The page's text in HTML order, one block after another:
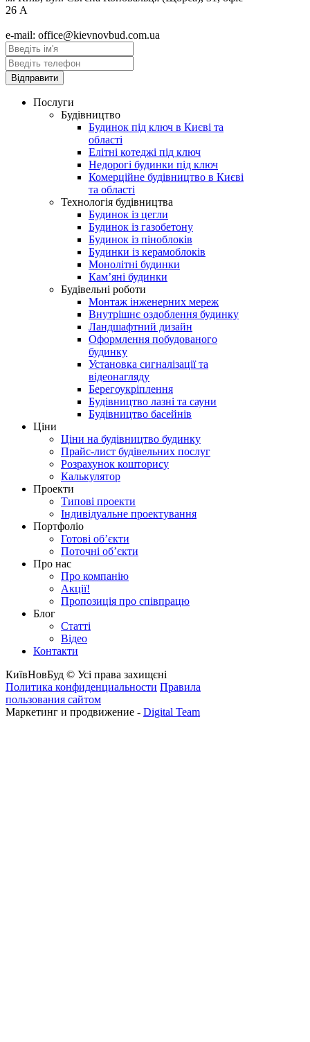
26 А
e-mail: office@kievnovbud.com.ua
Послуги
Будівництво
Будинок під ключ в Києві та
області
Елітні котеджі під ключ
Недорогі будинки під ключ
Комерційне будівництво в Києві
та області
Технологія будівництва
Будинок із цегли
Будинок із газобетону
Будинок із піноблоків
Будинки із керамоблоків
Монолітні будинки
Кам’яні будинки
Будівельні роботи
Монтаж інженерних мереж
Внутрішнє оздоблення будинку
Ландшафтний дизайн
Оформлення побудованого
будинку
Установка сигналізації та
відеонагляду
Берегоукріплення
Будівництво лазні та сауни
Будівництво басейнів
Ціни
Ціни на будівництво будинку
Прайс-лист будівельних послуг
Розрахунок кошторису
Калькулятор
Проекти
Типові проекти
Індивідуальне проектування
Портфоліо
Готові об’єкти
Поточні об’єкти
Про нас
Про компанію
Акції!
Пропозиція про співпрацю
Блог
Статті
Відео
Контакти
КиївНовБуд © Усі права захищєні
Политика конфиденциальности Правила
пользования сайтом
Маркетинг и продвижение - Digital Team